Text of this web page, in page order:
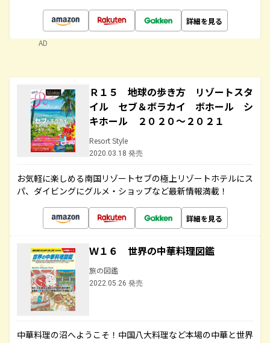
詳細を見る
AD
Ｒ１５ 地球の歩き方 リゾートスタ
イル セブ＆ボラカイ ボホール シ
キホール ２０２０～２０２１
Resort Style
2020.03.18 発売
お気軽に楽しめる南国リゾートセブの極上リゾートホテルにス
パ、ダイビングにグルメ・ショップなど最新情報満載！
詳細を見る
Ｗ１６ 世界の中華料理図鑑
旅の図鑑
2022.05.26 発売
中華料理の沼へようこそ！中国八大料理など本場の中華と世界